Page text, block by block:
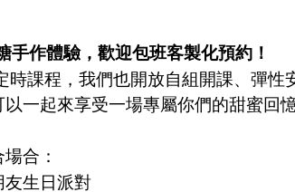
手作體驗， 歡迎包班客製化預約！
時課程，我們也開放自組開課、彈性
以一起來享受一場專屬你們的甜蜜回
合：
友生日派對